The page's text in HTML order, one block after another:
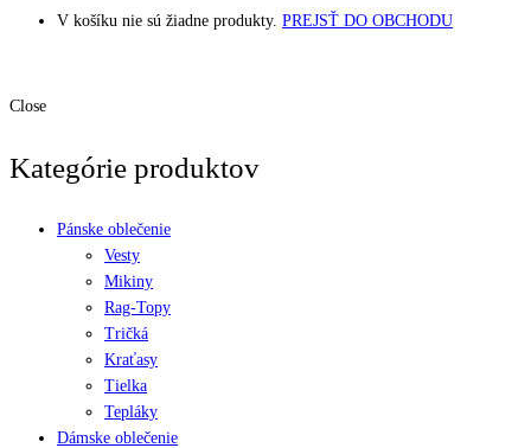
V košíku nie sú žiadne produkty. PREJSŤ DO OBCHODU
Close
Kategórie produktov
Pánske oblečenie
Vesty
Mikiny
Rag-Topy
Tričká
Kraťasy
Tielka
Tepláky
Dámske oblečenie